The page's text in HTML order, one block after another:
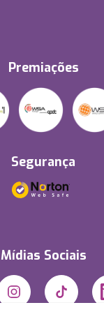
Premiações
Segurança
Mídias Sociais